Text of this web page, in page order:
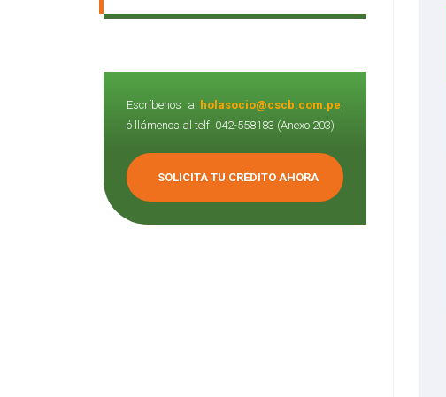
Escríbenos a holasocio@cscb.com.pe,
ó llámenos al telf. 042-558183 (Anexo 203)
SOLICITA TU CRÉDITO AHORA